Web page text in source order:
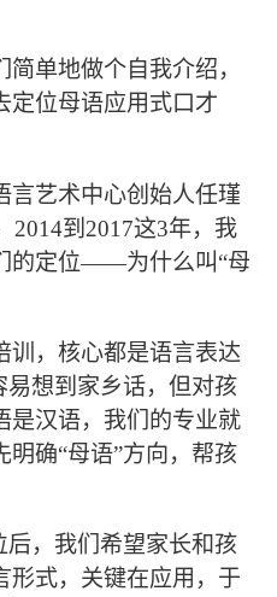
单地做个自我介绍，
定位母语应用式口才
言艺术中心创始人任瑾
2014到2017这3年，我
的定位——为什么叫“母
训，核心都是语言表达
易想到家乡话，但对孩
是汉语，我们的专业就
确“母语”方向，帮孩
后，我们希望家长和孩
形式，关键在应用，于